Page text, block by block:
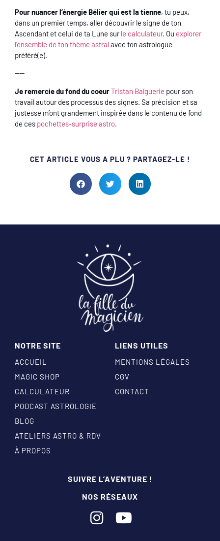
Pour nuancer l’énergie Bélier qui est la tienne, tu peux,
dans un premier temps, aller découvrir le signe de ton
Ascendant et celui de ta Lune surle calculateur. Ou explorer
l’ensemble de ton thème astralavec ton astrologue
préféré(e).
——
Je remercie du fond du coeurTristan Balguerie pour son
travail autour des processus des signes. Sa précision et sa
justesse m’ont grandement inspirée dans le contenu de fond
de ces pochettes-surprise astro.
CET ARTICLE VOUS A PLU ? PARTAGEZ-LE !
NOTRE SITE
ACCUEIL
MAGIC SHOP
CALCULATEUR
PODCAST ASTROLOGIE
BLOG
ATELIERS ASTRO & RDV
À PROPOS
LIENS UTILES
MENTIONS LÉGALES
CGV
CONTACT
SUIVRE L’AVENTURE !
NOS RÉSEAUX